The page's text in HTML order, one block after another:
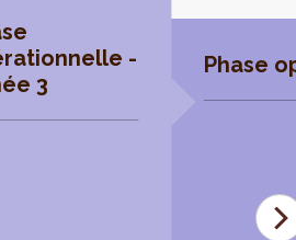
-
3
Phase